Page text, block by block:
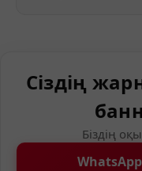
Сіздің
Біздің